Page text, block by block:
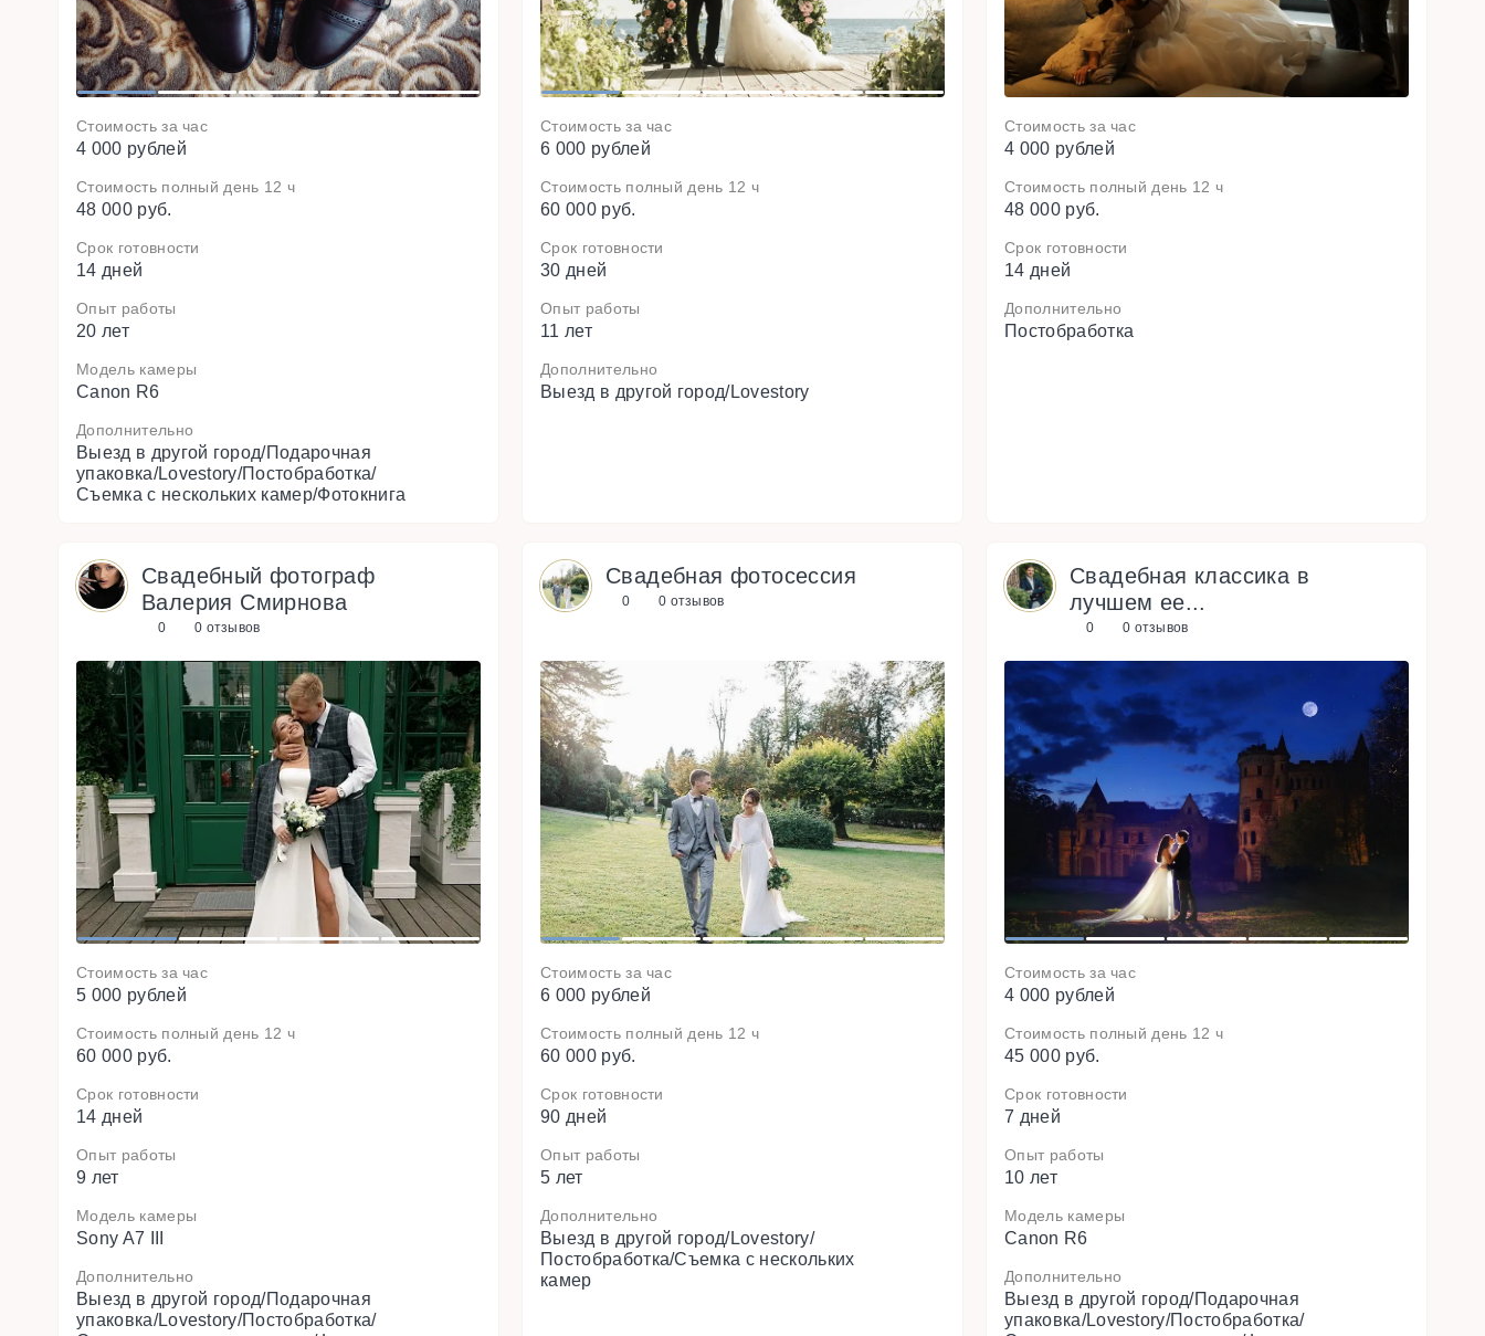
t
1 2 3 4 5
Стоимость за час
4 000 рублей
Стоимость полный день 12 ч
48 000 руб.
Срок готовности
14 дней
Опыт работы
20 лет
Модель камеры
Canon R6
Дополнительно
Выезд в другой город/Подарочная
упаковка/Lovestory/Постобработка/
Съемка с нескольких камер/Фотокнига
t
1 2 3 4 5
Стоимость за час
6 000 рублей
Стоимость полный день 12 ч
60 000 руб.
Срок готовности
30 дней
Опыт работы
11 лет
Дополнительно
Выезд в другой город/Lovestory
Стоимость за час
4 000 рублей
Стоимость полный день 12 ч
48 000 руб.
Срок готовности
14 дней
Дополнительно
Постобработка
Свадебный фотограф
Валерия Смирнова
0 0 отзывов
N
e
x
t
1 2 3 4
Стоимость за час
5 000 рублей
Стоимость полный день 12 ч
60 000 руб.
Срок готовности
14 дней
Опыт работы
9 лет
Модель камеры
Sony A7 III
Дополнительно
Выезд в другой город/Подарочная
упаковка/Lovestory/Постобработка/
Свадебная фотосессия
0 0 отзывов
P
r
e
i
o
u
s
N
x
t
1 2 3 4 5
Стоимость за час
6 000 рублей
Стоимость полный день 12 ч
60 000 руб.
Срок готовности
90 дней
Опыт работы
5 лет
Дополнительно
Выезд в другой город/Lovestory/
Постобработка/Съемка с нескольких
камер
Свадебная классика в
лучшем ее...
0 0 отзывов
P
r
e
v
i
o
u
s
1 2 3 4 5
Стоимость за час
4 000 рублей
Стоимость полный день 12 ч
45 000 руб.
Срок готовности
7 дней
Опыт работы
10 лет
Модель камеры
Canon R6
Дополнительно
Выезд в другой город/Подарочная
упаковка/Lovestory/Постобработка/